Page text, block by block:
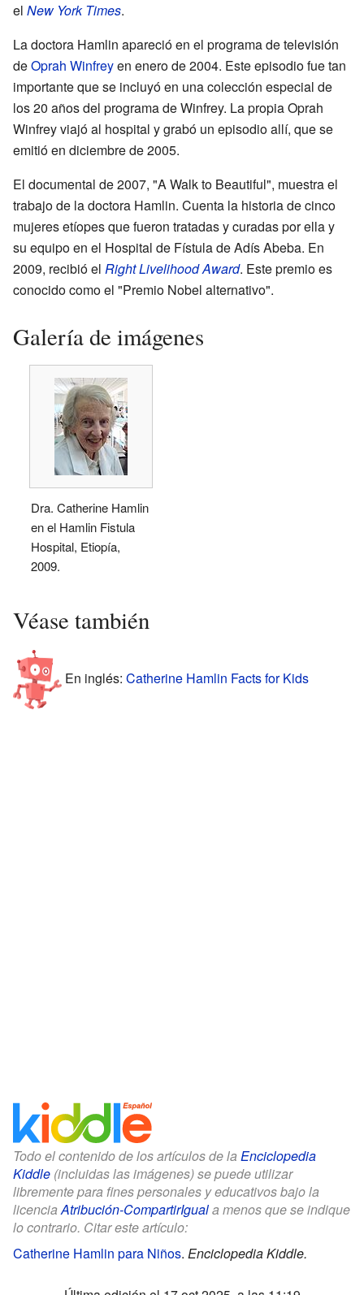
el New York Times.
La doctora Hamlin apareció en el programa de televisión
deOprah Winfreyen enero de 2004. Este episodio fue tan
importante que se incluyó en una colección especial de
los 20 años del programa de Winfrey. La propia Oprah
Winfrey viajó al hospital y grabó un episodio allí, que se
emitió en diciembre de 2005.
El documental de 2007, "A Walk to Beautiful", muestra el
trabajo de la doctora Hamlin. Cuenta la historia de cinco
mujeres etíopes que fueron tratadas y curadas por ella y
su equipo en el Hospital de Fístula de Adís Abeba. En
2009, recibió el Right Livelihood Award. Este premio es
conocido como el "Premio Nobel alternativo".
Galería de imágenes
Dra. Catherine Hamlin
en el Hamlin Fistula
Hospital, Etiopía,
2009.
Véase también
En inglés: Catherine Hamlin Facts for Kids
Todo el contenido de los artículos de la Enciclopedia
Kiddle (incluidas las imágenes) se puede utilizar
libremente para fines personales y educativos bajo la
licenciaAtribución-CompartirIguala menos que se indique
lo contrario. Citar este artículo:
Catherine Hamlin para Niños. Enciclopedia Kiddle.